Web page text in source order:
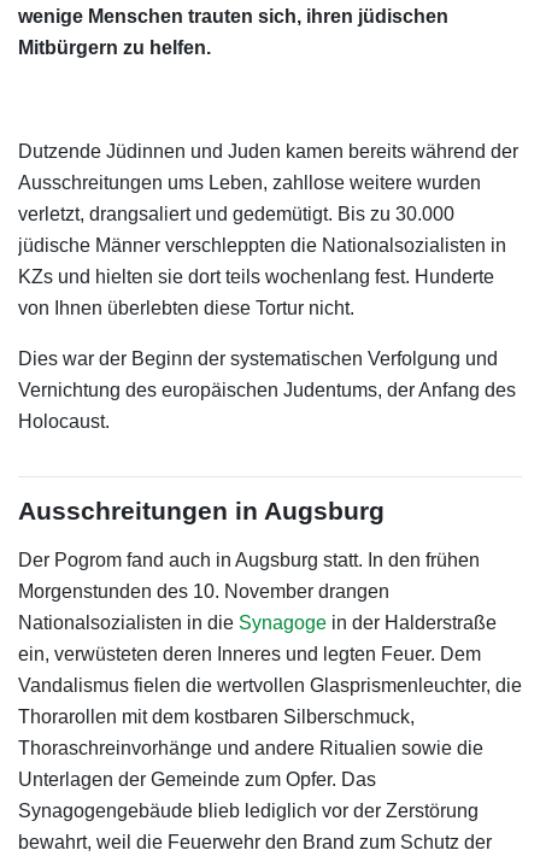
wenige Menschen trauten sich, ihren jüdischen
Mitbürgern zu helfen.
Dutzende Jüdinnen und Juden kamen bereits während der
Ausschreitungen ums Leben, zahllose weitere wurden
verletzt, drangsaliert und gedemütigt. Bis zu 30.000
jüdische Männer verschleppten die Nationalsozialisten in
KZs und hielten sie dort teils wochenlang fest. Hunderte
von Ihnen überlebten diese Tortur nicht.
Dies war der Beginn der systematischen Verfolgung und
Vernichtung des europäischen Judentums, der Anfang des
Holocaust.
Ausschreitungen in Augsburg
Der Pogrom fand auch in Augsburg statt. In den frühen
Morgenstunden des 10. November drangen
Nationalsozialisten in die Synagoge in der Halderstraße
ein, verwüsteten deren Inneres und legten Feuer. Dem
Vandalismus fielen die wertvollen Glasprismenleuchter, die
Thorarollen mit dem kostbaren Silberschmuck,
Thoraschreinvorhänge und andere Ritualien sowie die
Unterlagen der Gemeinde zum Opfer. Das
Synagogengebäude blieb lediglich vor der Zerstörung
bewahrt, weil die Feuerwehr den Brand zum Schutz der